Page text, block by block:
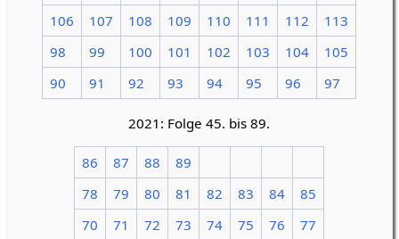
106
107 108 109 110 111 112
113
98
99 100 101 102 103 104
105
90
91 92 93 94 95 96 97
2021: Folge 45. bis 89.
86 87 88
89
78
79 80 81 82 83 84
85
70
71 72 73 74 75 76
77